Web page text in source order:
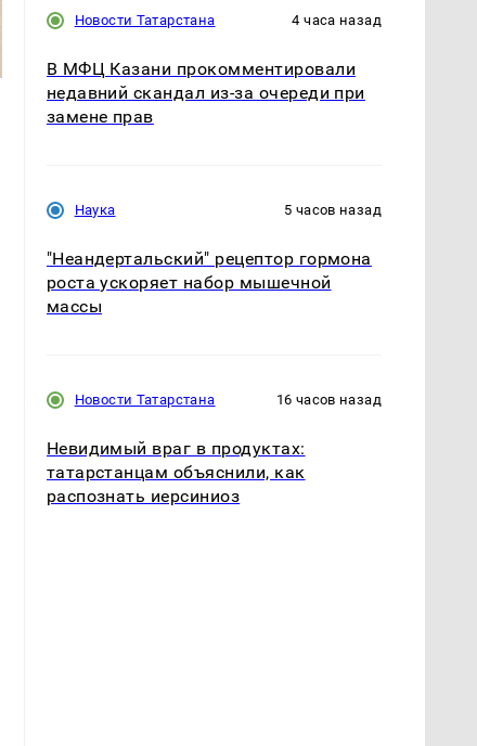
Новости Татарстана 4 часа назад
В МФЦ Казани прокомментировали
недавний скандал из-за очереди при
замене прав
Наука 5 часов назад
"Неандертальский" рецептор гормона
роста ускоряет набор мышечной
массы
Новости Татарстана 16 часов назад
Невидимый враг в продуктах:
татарстанцам объяснили, как
распознать иерсиниоз